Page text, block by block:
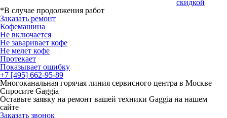
скидкой
*В случае продолжения работ
Заказать ремонт
Кофемашина
Не включается
Не заваривает кофе
Не мелет кофе
Протекает
Показывает ошибку
+7 [495] 662-95-89
Многоканальная горячая линия сервисного центра в Москве
Спросите Gaggia
Оставьте заявку на ремонт вашей техники Gaggia на нашем
сайте
Заказать звонок